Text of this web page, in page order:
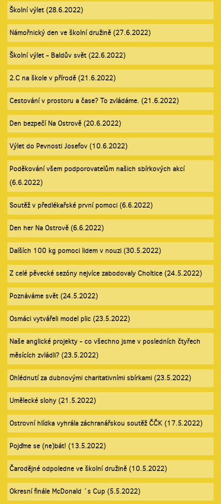
Školní výlet (28.6.2022)
Námořnický den ve školní družině (27.6.2022)
Školní výlet - Baldův svět (22.6.2022)
2.C na škole v přírodě (21.6.2022)
Cestování v prostoru a čase? To zvládáme. (21.6.2022)
Den bezpečí Na Ostrově (20.6.2022)
Výlet do Pevnosti Josefov (10.6.2022)
Poděkování všem podporovatelům našich sbírkových akcí
(6.6.2022)
Soutěž v předlékařské první pomoci (6.6.2022)
Den her Na Ostrově (6.6.2022)
Dalších 100 kg pomoci lidem v nouzi (30.5.2022)
Z celé pěvecké sezóny nejvíce zabodovaly Choltice (24.5.2022)
Poznáváme svět (24.5.2022)
Osmáci vytvářeli model plic (23.5.2022)
Naše anglické projekty - co všechno jsme v posledních čtyřech
měsících zvládli? (23.5.2022)
Ohlédnutí za dubnovými charitativními sbírkami (23.5.2022)
Umělecké slohy (21.5.2022)
Ostrovní hlídka vyhrála záchranářskou soutěž ČČK (17.5.2022)
Pojďme se (ne)bát! (13.5.2022)
Čarodějné odpoledne ve školní družině (10.5.2022)
Okresní finále McDonald ´s Cup (5.5.2022)